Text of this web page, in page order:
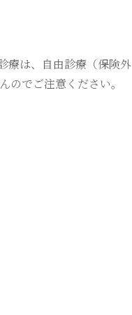
療は、自由診療（保険外
のでご注意ください。